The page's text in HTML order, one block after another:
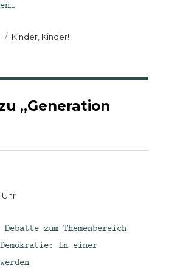
Kategorien
Kinder, Kinder!
„Generation
Uhr
zum Themenbereich
In einer